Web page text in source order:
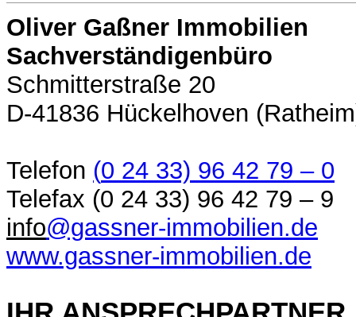
Oliver Gaßner Immobilien
Sachverständigenbüro
Schmitterstraße 20
D-41836 Hückelhoven
Telefon (0 24 33) 96 42 79 – 0
Telefax (0 24 33) 96 42 79 – 9
info@gassner-immobilien.de
www.gassner-immobilien.de